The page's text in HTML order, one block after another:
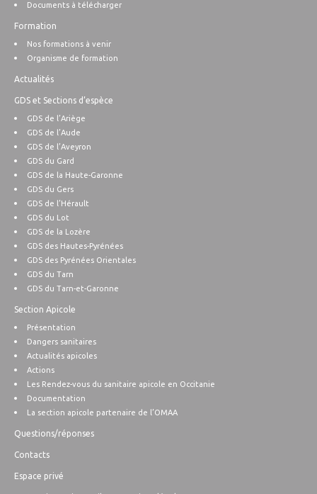
Documents à télécharger
Formation
Nos formations à venir
Organisme de formation
Actualités
GDS et Sections d’espèce
GDS de l’Ariège
GDS de l’Aude
GDS de l’Aveyron
GDS du Gard
GDS de la Haute-Garonne
GDS du Gers
GDS de l’Hérault
GDS du Lot
GDS de la Lozère
GDS des Hautes-Pyrénées
GDS des Pyrénées Orientales
GDS du Tarn
GDS du Tarn-et-Garonne
Section Apicole
Présentation
Dangers sanitaires
Actualités apicoles
Actions
Les Rendez-vous du sanitaire apicole en Occitanie
Documentation
La section apicole partenaire de l’OMAA
Questions/réponses
Contacts
Espace privé